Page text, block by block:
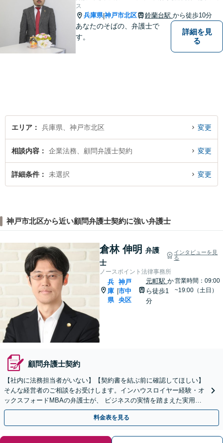
ス
兵庫県|神戸市北区 鈴蘭台駅 から徒歩10分
あなたのそばの、弁護士で
す。
詳細を見
る
エリア 兵庫県、神戸市北区 変更
相談内容 企業法務、顧問弁護士契約 変更
詳細条件 未選択 変更
神戸市北区から近い顧問弁護士契約に強い弁護士
倉林 伸明 弁護
士
インタビューを見
る
ノースポイント法律事務所
兵
庫
県
|
神戸
市中
央区
元町駅 か
ら徒歩1
分
営業時間：09:00
~19:00（土日）
顧問弁護士契約
【社内に法務担当者がいない】【契約書を結ぶ前に確認してほしい】
そんな経営者のご相談をお受けします。インハウスロイヤー経験・オ
ックスフォードMBAの弁護士が、 ビジネスの実情を踏まえた実用的
な解決策をご提案します。【土日夜間・Web相談歓迎】
料金表を見る